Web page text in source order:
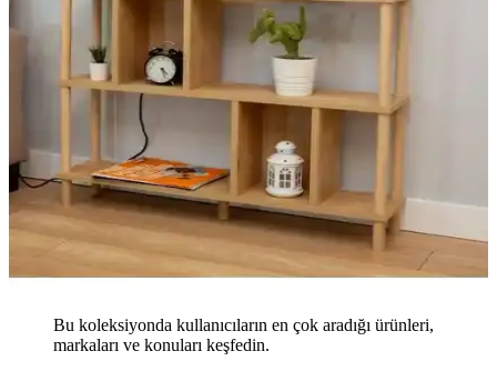
Bu koleksiyonda kullanıcıların en çok aradığı ürünleri,
markaları ve konuları keşfedin.